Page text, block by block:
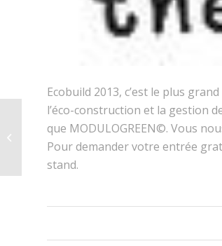
Ecobuild 2013, c’est le plus
l’éco-construction et la gestion
que MODULOGREEN©. Vous
Pour demander votre entrée
stand.
Green Plus innove les
intérieurs du Grimaldi
Forum